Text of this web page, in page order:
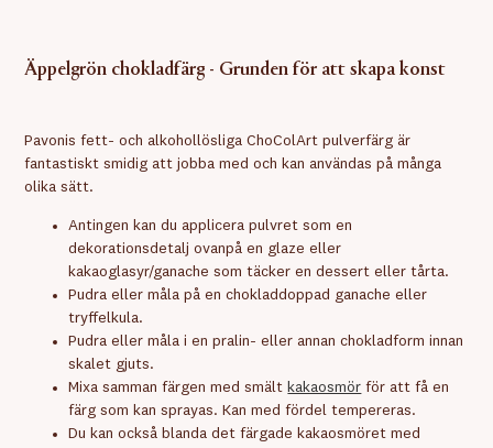
Äppelgrön chokladfärg - Grunden för att skapa konst
Pavonis fett- och alkohollösliga ChoColArt pulverfärg är
fantastiskt smidig att jobba med och kan användas på många
olika sätt.
Antingen kan du applicera pulvret som en
dekorationsdetalj ovanpå en glaze eller
kakaoglasyr/ganache som täcker en dessert eller tårta.
Pudra eller måla på en chokladdoppad ganache eller
tryffelkula.
Pudra eller måla i en pralin- eller annan chokladform innan
skalet gjuts.
Mixa samman färgen med smält kakaosmör för att få en
färg som kan sprayas. Kan med fördel tempereras.
Du kan också blanda det färgade kakaosmöret med